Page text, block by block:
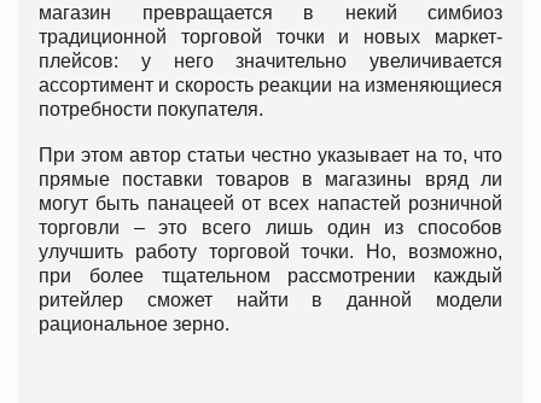
магазин превращается в некий симбиоз
традиционной торговой точки и новых маркет-
плейсов: у него значительно увеличивается
ассортимент и скорость реакции на изменяющиеся
потребности покупателя.
При этом автор статьи честно указывает на то, что
прямые поставки товаров в магазины вряд ли
могут быть панацеей от всех напастей розничной
торговли – это всего лишь один из способов
улучшить работу торговой точки. Но, возможно,
при более тщательном рассмотрении каждый
ритейлер сможет найти в данной модели
рациональное зерно.